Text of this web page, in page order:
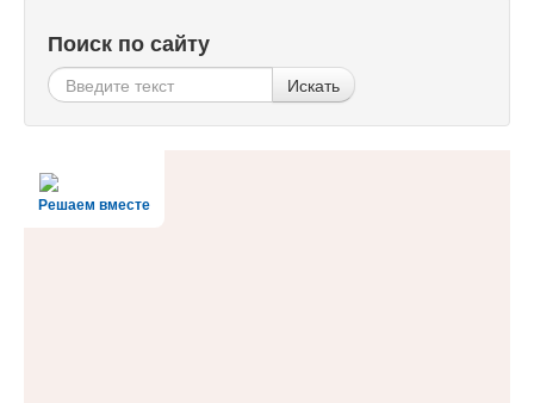
Поиск по сайту
Искать
Решаем вместе